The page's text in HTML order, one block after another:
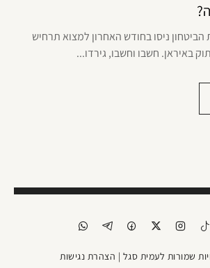
ניסו בחודש האחרון למצוא תרחיש
באיראן. חשבו וחשבו, גירדו...
שמורות לעמית סגל | הצהרת נגישות